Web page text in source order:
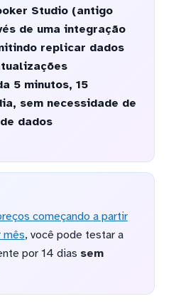
Studio (antigo
de uma integração
replicar dados
5 minutos, 15
sem necessidade de
dados
começando a partir
mês, você pode testar a
por 14 dias sem